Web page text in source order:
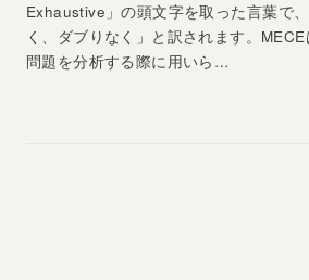
Exhaustive」の頭文字を取った言葉で
く、ダブりなく」と訳されます。MECE
問題を分析する際に用いら…